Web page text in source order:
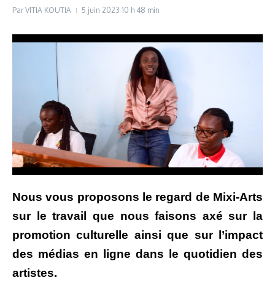
ParVITIA KOUTIA 5 juin 2023 10 h 48 min
Nous vous proposons le regard de Mixi-Arts
sur le travail que nous faisons axé sur la
promotion culturelle ainsi que sur l’impact
des médias en ligne dans le quotidien des
artistes.